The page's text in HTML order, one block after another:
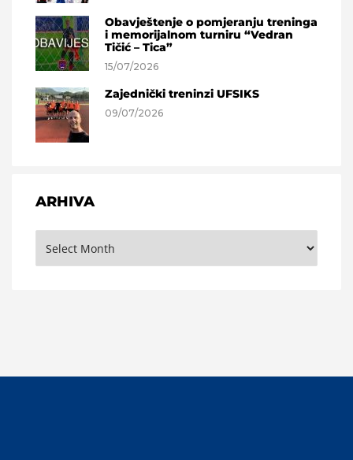
Obavještenje o pomjeranju treninga
i memorijalnom turniru “Vedran
Tičić – Tica”
15/07/2026
Zajednički treninzi UFSIKS
09/07/2026
ARHIVA